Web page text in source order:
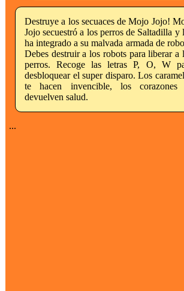
Destruye a los secuaces de Mojo Jojo!
Jojo secuestró a los perros de Saltadilla y
ha integrado a su malvada armada de
Debes destruir a los robots para liberar a
perros. Recoge las letras P, O, W
desbloquear el super disparo. Los
te hacen invencible, los corazones
devuelven salud.
...